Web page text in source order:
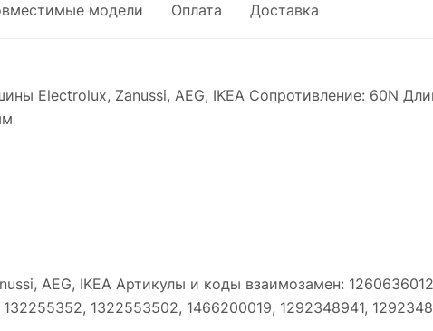
модели Оплата Доставка
Electrolux, Zanussi, AEG, IKEA Сопротивление: 60N
AEG, IKEA Артикулы и коды взаимозамен:
1322553502, 1466200019, 1292348941,